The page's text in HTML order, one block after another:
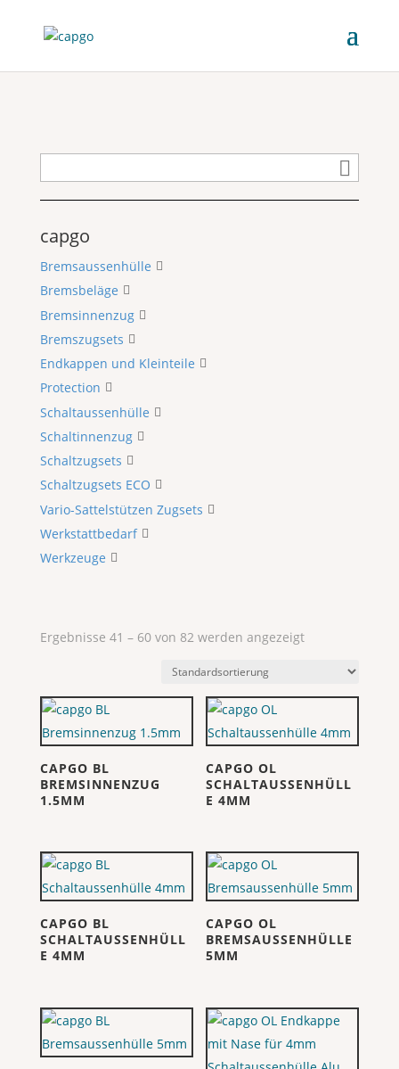
capgo
Bremsaussenhülle
Bremsbeläge
Bremsinnenzug
Bremszugsets
Endkappen und Kleinteile
Protection
Schaltaussenhülle
Schaltinnenzug
Schaltzugsets
Schaltzugsets ECO
Vario-Sattelstützen Zugsets
Werkstattbedarf
Werkzeuge
Ergebnisse 41 – 60 von 82 werden angezeigt
CAPGO BL
BREMSINNENZUG
1.5MM
CAPGO OL
SCHALTAUSSENHÜLL
E 4MM
CAPGO BL
SCHALTAUSSENHÜLL
E 4MM
CAPGO OL
BREMSAUSSENHÜLLE
5MM